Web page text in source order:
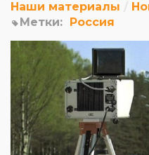
Наши материалы
Метки: Россия